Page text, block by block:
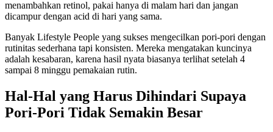
menambahkan retinol, pakai hanya di malam hari dan jangan
dicampur dengan acid di hari yang sama.
Banyak Lifestyle People yang sukses mengecilkan pori-pori dengan
rutinitas sederhana tapi konsisten. Mereka mengatakan kuncinya
adalah kesabaran, karena hasil nyata biasanya terlihat setelah 4
sampai 8 minggu pemakaian rutin.
Hal-Hal yang Harus Dihindari Supaya
Pori-Pori Tidak Semakin Besar